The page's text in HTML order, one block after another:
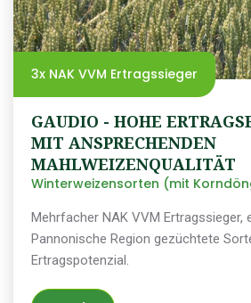
3x NAK VVM Ertragssieger
GAUDIO - HOHE
MIT ANSPRECHENDEN
MAHLWEIZENQUALITÄT
Winterweizensorten (mit
Mehrfacher NAK VVM Ertragssieger,
Pannonische Region gezüchtete
Ertragspotenzial.